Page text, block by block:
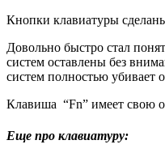
Кнопки клавиатуры
Довольно быстро стал
систем оставлены без
систем полностью убивает
Клавиша “Fn” имеет свою
Еще про клавиатуру: